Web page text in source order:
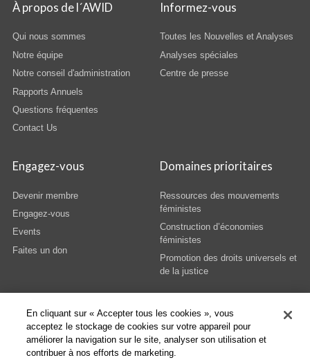
À propos de l´AWID
Qui nous sommes
Notre équipe
Notre conseil d'administration
Rapports Annuels
Questions fréquentes
Contact Us
Informez-vous
Toutes les Nouvelles et Analyses
Analyses spéciales
Centre de presse
Engagez-vous
Devenir membre
Engagez-vous
Events
Faites un don
Domaines prioritaires
Ressources des mouvements
féministes
Construction d’économies
féministes
Promotion des droits universels et
de la justice
© Copyright AWID 2026. All rights reserved.Terms & Conditions
En cliquant sur « Accepter tous les cookies », vous
acceptez le stockage de cookies sur votre appareil pour
améliorer la navigation sur le site, analyser son utilisation et
contribuer à nos efforts de marketing.